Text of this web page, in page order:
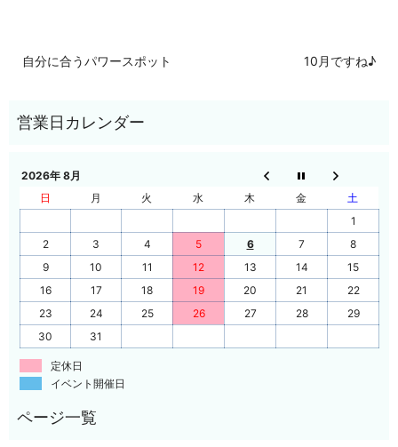
自分に合うパワースポット 10月ですね♪
2026年 8月
日
月 火 水 木 金
土
1
2
3 4 5 6 7
8
9
10 11 12 13 14
15
16
17 18 19 20 21
22
23
24 25 26 27 28
29
30
31
定休日
イベント開催日